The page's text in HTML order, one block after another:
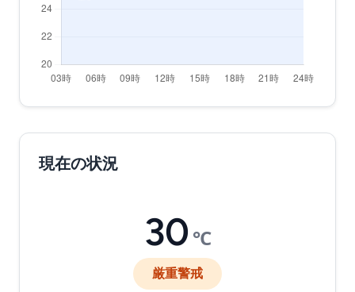
現在の状況
30 ℃
厳重警戒